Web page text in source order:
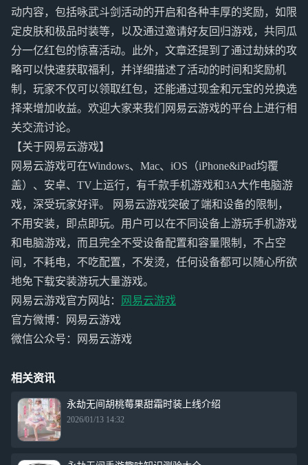
动内容，包括咏武斗剑活动的开启和各种丰厚的奖励，如限
定皮肤和极品时装等，以及通过邀请好友回归游戏，共同瓜
分一亿红包的惊喜活动。此外，文章还提到了通过劫妹的攻
略可以快速获取福利，并详细描述了活动的时间和奖励机
制，玩家不仅可以领取红包，还能通过现金和元宝的兑换选
择来增加收益。欢迎大家来我们网易云游戏的平台上进行相
关交流讨论。
【关于网易云游戏】
网易云游戏可在Windows、Mac、iOS（iPhone&iPad均覆
盖）、安卓、TV上运行，有千款手机游戏和3A大作电脑游
戏，深受玩家好评。 网易云游戏突破了端和设备的限制，
不用安装，即点即玩。用户可以在不同设备上游玩手机游戏
和电脑游戏，而且完全不受设备配置和容量限制，不占空
间，不耗电，不吃配置，不发烫，任何设备都可以随心所欲
地免下载安装游玩大量游戏。
网易云游戏官方网站：
网易云游戏
官方微博：网易云游戏
微信公众号：网易云游戏
相关资讯
永劫无间胡桃莓果甜霜时装上线介绍
2026/01/13 14:32